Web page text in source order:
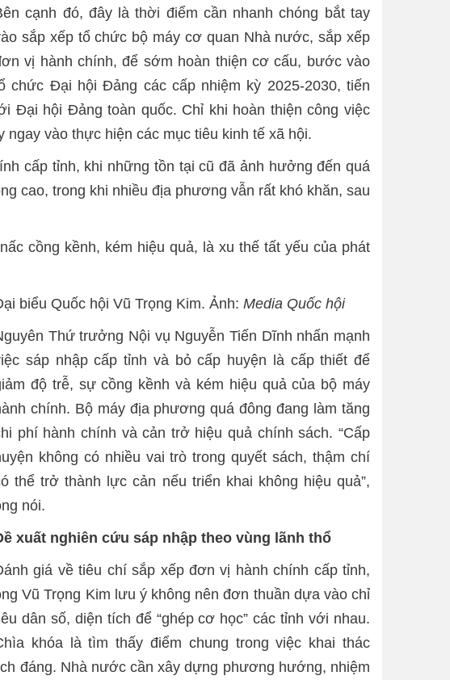
cạnh đó, đây là thời điểm cần nhanh chóng bắt tay
sắp xếp tổ chức bộ máy cơ quan Nhà nước, sắp xếp
vị hành chính, để sớm hoàn thiện cơ cấu, bước vào
chức Đại hội Đảng các cấp nhiệm kỳ 2025-2030, tiến
Đại hội Đảng toàn quốc. Chỉ khi hoàn thiện công việc
vào thực hiện các mục tiêu kinh tế xã hội.
cấp tỉnh, khi những tồn tại cũ đã ảnh hưởng đến quá
cao, trong khi nhiều địa phương vẫn rất khó khăn, sau
cồng kềnh, kém hiệu quả, là xu thế tất yếu của phát
biểu Quốc hội Vũ Trọng Kim. Ảnh: Media Quốc hội
Thứ trưởng Nội vụ Nguyễn Tiến Dĩnh nhấn mạnh
sáp nhập cấp tỉnh và bỏ cấp huyện là cấp thiết để
độ trễ, sự cồng kềnh và kém hiệu quả của bộ máy
chính. Bộ máy địa phương quá đông đang làm tăng
phí hành chính và cản trở hiệu quả chính sách. “Cấp
không có nhiều vai trò trong quyết sách, thậm chí
thể trở thành lực cản nếu triển khai không hiệu quả”,
nói.
xuất nghiên cứu sáp nhập theo vùng lãnh thổ
giá về tiêu chí sắp xếp đơn vị hành chính cấp tỉnh,
Vũ Trọng Kim lưu ý không nên đơn thuần dựa vào chỉ
dân số, diện tích để “ghép cơ học” các tỉnh với nhau.
khóa là tìm thấy điểm chung trong việc khai thác
đáng. Nhà nước cần xây dựng phương hướng, nhiệm